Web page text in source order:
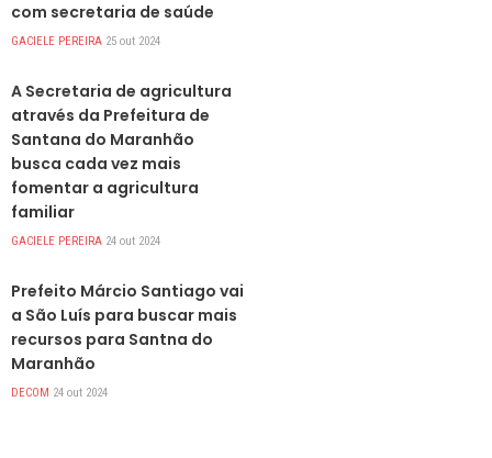
com secretaria de saúde
GACIELE PEREIRA 25 out 2024
A Secretaria de agricultura
através da Prefeitura de
Santana do Maranhão
busca cada vez mais
fomentar a agricultura
familiar
GACIELE PEREIRA 24 out 2024
Prefeito Márcio Santiago vai
a São Luís para buscar mais
recursos para Santna do
Maranhão
DECOM 24 out 2024